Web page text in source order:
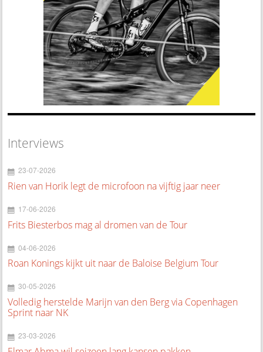
Interviews
23-07-2026
Rien van Horik legt de microfoon na vijftig jaar neer
17-06-2026
Frits Biesterbos mag al dromen van de Tour
04-06-2026
Roan Konings kijkt uit naar de Baloise Belgium Tour
30-05-2026
Volledig herstelde Marijn van den Berg via Copenhagen
Sprint naar NK
23-03-2026